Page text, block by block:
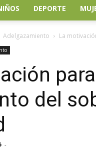
DEPORTE
Adelgazamiento La
del
-